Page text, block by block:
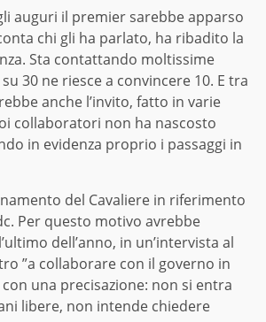
auguri il premier sarebbe apparso
chi gli ha parlato, ha ribadito la
Sta contattando moltissime
30 ne riesce a convincere 10. E tra
anche l’invito, fatto in varie
collaboratori non ha nascosto
in evidenza proprio i passaggi in
del Cavaliere in riferimento
Per questo motivo avrebbe
dell’anno, in un’intervista al
”a collaborare con il governo in
una precisazione: non si entra
libere, non intende chiedere